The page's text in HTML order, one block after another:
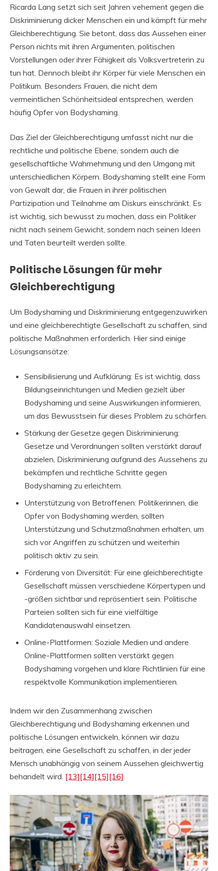
Ricarda Lang setzt sich seit Jahren vehement gegen die
Diskriminierung dicker Menschen ein und kämpft für mehr
Gleichberechtigung. Sie betont, dass das Aussehen einer
Person nichts mit ihren Argumenten, politischen
Vorstellungen oder ihrer Fähigkeit als Volksvertreterin zu
tun hat. Dennoch bleibt ihr Körper für viele Menschen ein
Politikum. Besonders Frauen, die nicht dem
vermeintlichen Schönheitsideal entsprechen, werden
häufig Opfer von Bodyshaming.
Das Ziel der Gleichberechtigung umfasst nicht nur die
rechtliche und politische Ebene, sondern auch die
gesellschaftliche Wahrnehmung und den Umgang mit
unterschiedlichen Körpern. Bodyshaming stellt eine Form
von Gewalt dar, die Frauen in ihrer politischen
Partizipation und Teilnahme am Diskurs einschränkt. Es
ist wichtig, sich bewusst zu machen, dass ein Politiker
nicht nach seinem Gewicht, sondern nach seinen Ideen
und Taten beurteilt werden sollte.
Politische Lösungen für mehr
Gleichberechtigung
Um Bodyshaming und Diskriminierung entgegenzuwirken
und eine gleichberechtigte Gesellschaft zu schaffen, sind
politische Maßnahmen erforderlich. Hier sind einige
Lösungsansätze:
Sensibilisierung und Aufklärung: Es ist wichtig, dass
Bildungseinrichtungen und Medien gezielt über
Bodyshaming und seine Auswirkungen informieren,
um das Bewusstsein für dieses Problem zu schärfen.
Stärkung der Gesetze gegen Diskriminierung:
Gesetze und Verordnungen sollten verstärkt darauf
abzielen, Diskriminierung aufgrund des Aussehens zu
bekämpfen und rechtliche Schritte gegen
Bodyshaming zu erleichtern.
Unterstützung von Betroffenen: Politikerinnen, die
Opfer von Bodyshaming werden, sollten
Unterstützung und Schutzmaßnahmen erhalten, um
sich vor Angriffen zu schützen und weiterhin
politisch aktiv zu sein.
Förderung von Diversität: Für eine gleichberechtigte
Gesellschaft müssen verschiedene Körpertypen und
-größen sichtbar und repräsentiert sein. Politische
Parteien sollten sich für eine vielfältige
Kandidatenauswahl einsetzen.
Online-Plattformen: Soziale Medien und andere
Online-Plattformen sollten verstärkt gegen
Bodyshaming vorgehen und klare Richtlinien für eine
respektvolle Kommunikation implementieren.
Indem wir den Zusammenhang zwischen
Gleichberechtigung und Bodyshaming erkennen und
politische Lösungen entwickeln, können wir dazu
beitragen, eine Gesellschaft zu schaffen, in der jeder
Mensch unabhängig von seinem Aussehen gleichwertig
behandelt wird. [13][14][15][16]